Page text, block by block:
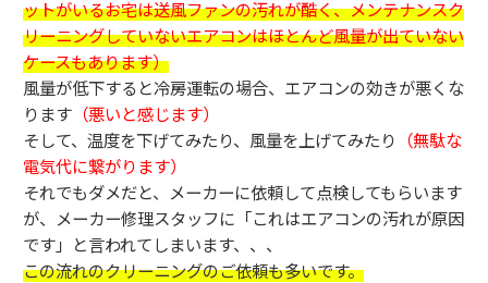
ットがいるお宅は送風ファンの汚れが酷く、メンテナンスク
リーニングしていないエアコンはほとんど風量が出ていない
ケースもあります）
風量が低下すると冷房運転の場合、エアコンの効きが悪くな
ります （悪いと感じます）
そして、温度を下げてみたり、風量を上げてみたり
（無駄な
電気代に繋がります）
それでもダメだと、メーカーに依頼して点検してもらいます
が、メーカー修理スタッフに「これはエアコンの汚れが原因
です」と言われてしまいます、、、
この流れのクリーニングのご依頼も多いです。